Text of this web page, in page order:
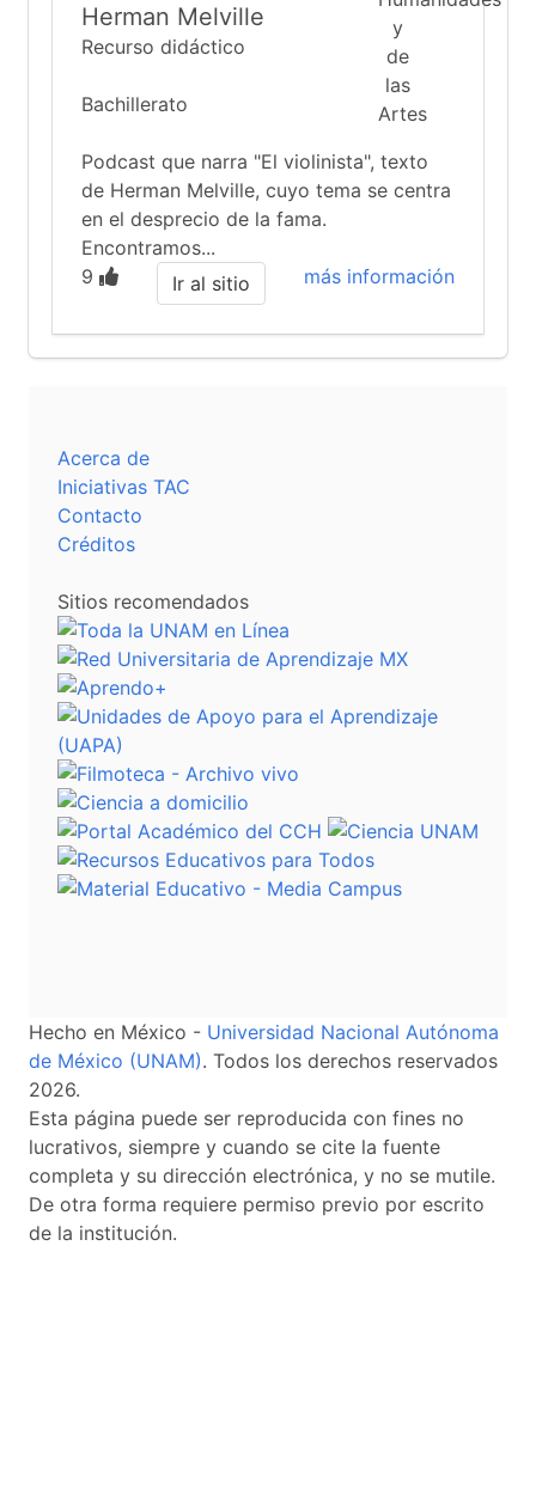
Herman Melville
Recurso didáctico
Bachillerato
Podcast que narra "El violinista", texto
de Herman Melville, cuyo tema se centra
en el desprecio de la fama.
Encontramos...
9
más información
Ir al sitio
Acerca de
Iniciativas TAC
Contacto
Créditos
Sitios recomendados
Hecho en México - Universidad Nacional Autónoma
de México (UNAM). Todos los derechos reservados
2026.
Esta página puede ser reproducida con fines no
lucrativos, siempre y cuando se cite la fuente
completa y su dirección electrónica, y no se mutile.
De otra forma requiere permiso previo por escrito
de la institución.